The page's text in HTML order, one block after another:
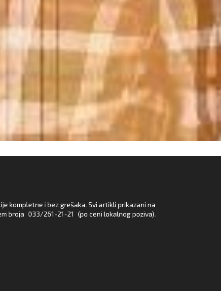
kompletne i bez grešaka. Svi artikli prikazani na
broja 033/261-21-21 (po ceni lokalnog poziva).